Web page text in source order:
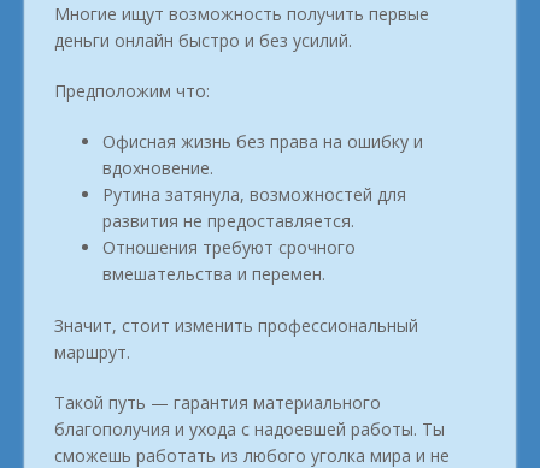
Многие ищут возможность получить первые
деньги онлайн быстро и без усилий.
Предположим что:
Офисная жизнь без права на ошибку и
вдохновение.
Рутина затянула, возможностей для
развития не предоставляется.
Отношения требуют срочного
вмешательства и перемен.
Значит, стоит изменить профессиональный
маршрут.
Такой путь — гарантия материального
благополучия и ухода с надоевшей работы. Ты
сможешь работать из любого уголка мира и не